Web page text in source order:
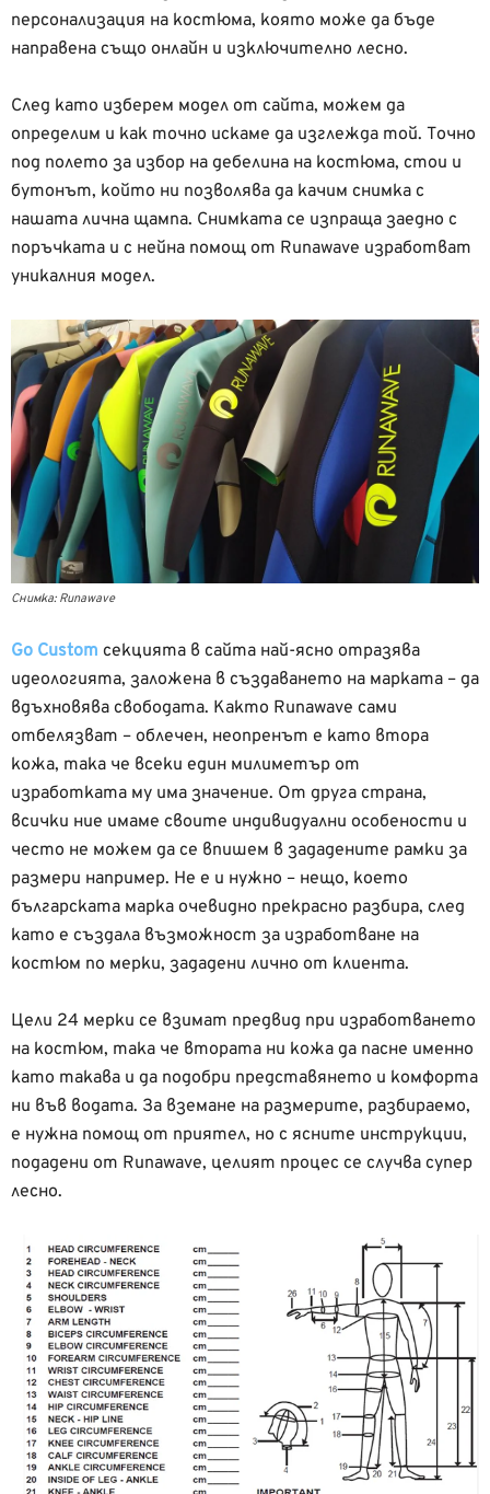
персонализация на костюма, която може да бъде
направена също онлайн и изключително лесно.
След като изберем модел от сайта, можем да
определим и как точно искаме да изглежда той. Точно
под полето за избор на дебелина на костюма, стои и
бутонът, който ни позволява да качим снимка с
нашата лична щампа. Снимката се изпраща заедно с
поръчката и с нейна помощ от Runawave изработват
уникалния модел.
Снимка: Runawave
Go Custom секцията в сайта най-ясно отразява
идеологията, заложена в създаването на марката – да
вдъхновява свободата. Както Runawave сами
отбелязват – облечен, неопренът е като втора
кожа, така че всеки един милиметър от
изработката му има значение. От друга страна,
всички ние имаме своите индивидуални особености и
често не можем да се впишем в зададените рамки за
размери например. Не е и нужно – нещо, което
българската марка очевидно прекрасно разбира, след
като е създала възможност за изработване на
костюм по мерки, зададени лично от клиента.
Цели 24 мерки се взимат предвид при изработването
на костюм, така че втората ни кожа да пасне именно
като такава и да подобри представянето и комфорта
ни във водата. За вземане на размерите, разбираемо,
е нужна помощ от приятел, но с ясните инструкции,
подадени от Runawave, целият процес се случва супер
лесно.